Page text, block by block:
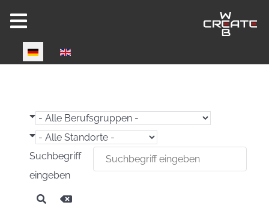
Select your language
Suchbegriff
eingeben